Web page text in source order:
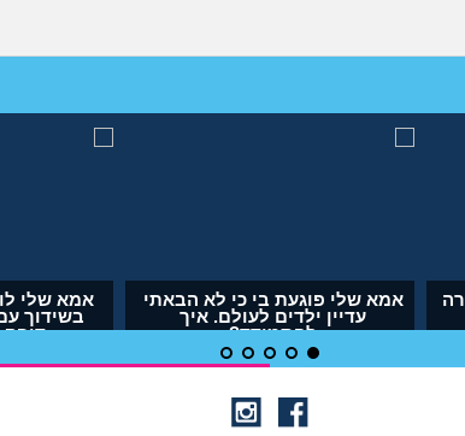
אמא שלי פוגעת בי
עדיין ילדים
אבא של בעלי מסתכל עלי בצורה
מחפיצה, מה לעשות?
(ליה, בת 27)